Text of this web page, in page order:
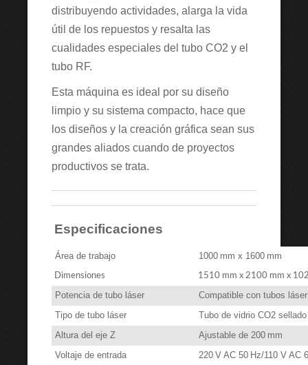
distribuyendo actividades, alarga la vida
útil de los repuestos y resalta las
cualidades especiales del tubo CO2 y el
tubo RF.
Esta máquina es ideal por su diseño
limpio y su sistema compacto, hace que
los diseños y la creación gráfica sean sus
grandes aliados cuando de proyectos
productivos se trata.
Especificaciones
Área de trabajo 1000 mm x 1600 mm
Dimensiones 1510 mm x 2100 mm x
Potencia de tubo láser
Compatible con tubos
Tipo de tubo láser
Tubo de vidrio CO2
Altura del eje Z
Ajustable de 200 mm
Voltaje de entrada
220 V AC 50 Hz/110 V AC